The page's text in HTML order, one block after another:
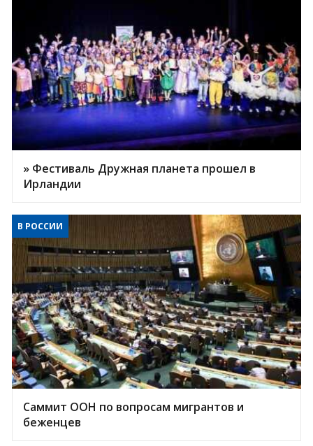
» Фестиваль Дружная планета прошел в
Ирландии
В РОССИИ
Саммит ООН по вопросам мигрантов и
беженцев